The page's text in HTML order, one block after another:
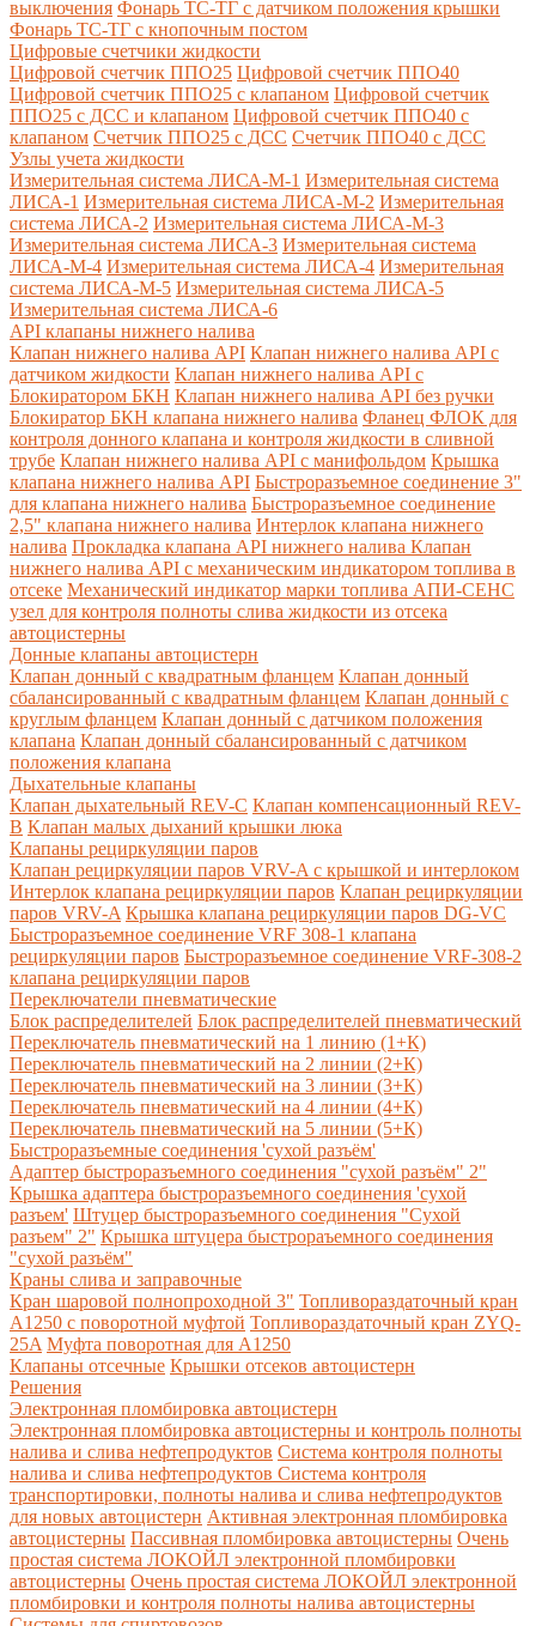
выключения Фонарь ТС-ТГ с датчиком положения крышки
Фонарь ТС-ТГ с кнопочным постом
Цифровые счетчики жидкости
Цифровой счетчик ППО25 Цифровой счетчик ППО40
Цифровой счетчик ППО25 с клапаном Цифровой счетчик
ППО25 с ДСС и клапаном Цифровой счетчик ППО40 с
клапаном Счетчик ППО25 с ДСС Счетчик ППО40 с ДСС
Узлы учета жидкости
Измерительная система ЛИСА-М-1 Измерительная система
ЛИСА-1 Измерительная система ЛИСА-М-2 Измерительная
система ЛИСА-2 Измерительная система ЛИСА-М-3
Измерительная система ЛИСА-3 Измерительная система
ЛИСА-М-4 Измерительная система ЛИСА-4 Измерительная
система ЛИСА-М-5 Измерительная система ЛИСА-5
Измерительная система ЛИСА-6
API клапаны нижнего налива
Клапан нижнего налива API Клапан нижнего налива API с
датчиком жидкости Клапан нижнего налива API с
Блокиратором БКН Клапан нижнего налива API без ручки
Блокиратор БКН клапана нижнего налива Фланец ФЛОК для
контроля донного клапана и контроля жидкости в сливной
трубе Клапан нижнего налива API с манифольдом Крышка
клапана нижнего налива API Быстроразъемное соединение 3"
для клапана нижнего налива Быстроразъемное соединение
2,5" клапана нижнего налива Интерлок клапана нижнего
налива Прокладка клапана API нижнего налива Клапан
нижнего налива API с механическим индикатором топлива в
отсеке Механический индикатор марки топлива АПИ-СЕНС
узел для контроля полноты слива жидкости из отсека
автоцистерны
Донные клапаны автоцистерн
Клапан донный с квадратным фланцем Клапан донный
сбалансированный с квадратным фланцем Клапан донный с
круглым фланцем Клапан донный с датчиком положения
клапана Клапан донный сбалансированный с датчиком
положения клапана
Дыхательные клапаны
Клапан дыхательный REV-C Клапан компенсационный REV-
B Клапан малых дыханий крышки люка
Клапаны рециркуляции паров
Клапан рециркуляции паров VRV-A с крышкой и интерлоком
Интерлок клапана рециркуляции паров Клапан рециркуляции
паров VRV-A Крышка клапана рециркуляции паров DG-VC
Быстроразъемное соединение VRF 308-1 клапана
рециркуляции паров Быстроразъемное соединение VRF-308-2
клапана рециркуляции паров
Переключатели пневматические
Блок распределителей Блок распределителей пневматический
Переключатель пневматический на 1 линию (1+К)
Переключатель пневматический на 2 линии (2+К)
Переключатель пневматический на 3 линии (3+К)
Переключатель пневматический на 4 линии (4+К)
Переключатель пневматический на 5 линии (5+К)
Быстроразъемные соединения 'сухой разъём'
Адаптер быстроразъемного соединения "сухой разъём" 2"
Крышка адаптера быстроразъемного соединения 'сухой
разъем' Штуцер быстроразъемного соединения "Сухой
разъем" 2" Крышка штуцера быстрораъемного соединения
"сухой разъём"
Краны слива и заправочные
Кран шаровой полнопроходной 3" Топливораздаточный кран
A1250 с поворотной муфтой Топливораздаточный кран ZYQ-
25A Муфта поворотная для А1250
Клапаны отсечные Крышки отсеков автоцистерн
Решения
Электронная пломбировка автоцистерн
Электронная пломбировка автоцистерны и контроль полноты
налива и слива нефтепродуктов Система контроля полноты
налива и слива нефтепродуктов Система контроля
транспортировки, полноты налива и слива нефтепродуктов
для новых автоцистерн Активная электронная пломбировка
автоцистерны Пассивная пломбировка автоцистерны Очень
простая система ЛОКОЙЛ электронной пломбировки
автоцистерны Очень простая система ЛОКОЙЛ электронной
пломбировки и контроля полноты налива автоцистерны